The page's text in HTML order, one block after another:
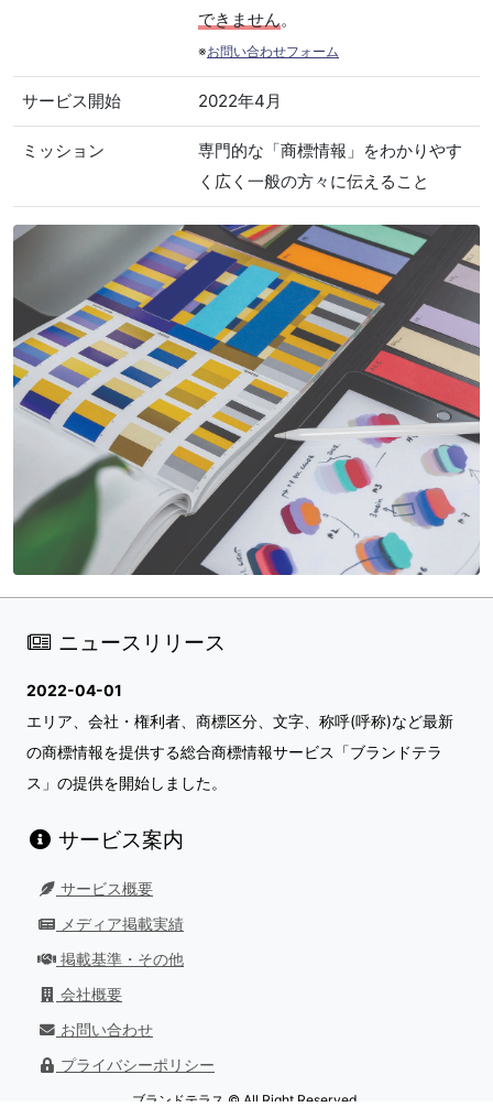
できません。
※お問い合わせフォーム
サービス開始 2022年4月
ミッション
専門的な「商標情報」をわかりやす
く広く一般の方々に伝えること
ニュースリリース
2022-04-01
エリア、会社・権利者、商標区分、文字、称呼(呼称)など最新
の商標情報を提供する総合商標情報サービス「ブランドテラ
ス」の提供を開始しました。
サービス案内
サービス概要
メディア掲載実績
掲載基準・その他
会社概要
お問い合わせ
プライバシーポリシー
ブランドテラス © All Right Reserved.